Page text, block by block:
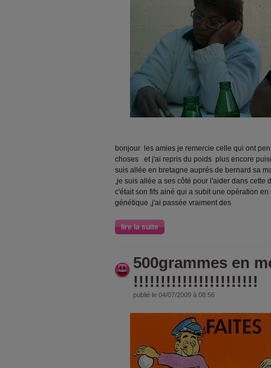
bonjour les amies je remercie celle qui ont
choses et j'ai repris du poids plus encore
suis allée en bretagne auprés de bernard sa
,je suis allée a ses côté pour l'aider dans cette
c'était son fifs ainé qui a subit une opération
génétique ,j'ai passée vraiment des
lire la suite
500grammes en
!!!!!!!!!!!!!!!!!!!!!!!
publié le 04/07/2009 à 08:56